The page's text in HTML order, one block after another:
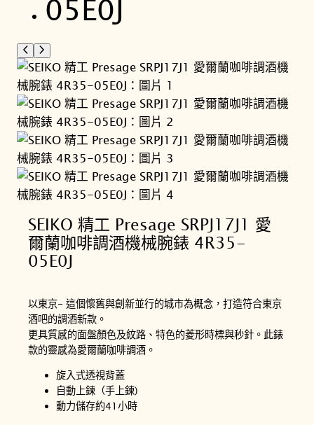
SEIKO 精工 Presage SRPJ17J1 愛
爾蘭咖啡調酒機械腕錶 4R35-
05E0J
以東京- 這個懷舊與創新並行的城市為概念，打造符合東京
酒吧的調酒新款。
更具質感的面盤顏色及紋路、特色的菱形時標與秒針。此錶
款的靈感為愛爾蘭咖啡調酒。
旋入式透視背蓋
自動上鍊（手上鍊)
動力儲存約41小時